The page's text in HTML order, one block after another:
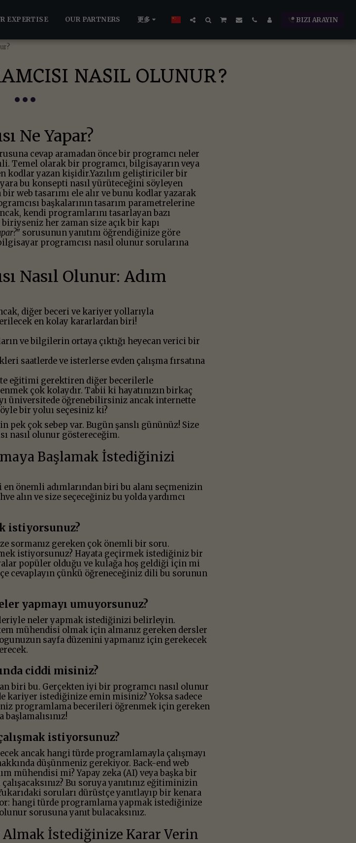
EXPERTISE OUR PARTNERS 更多 BIZI ARAYIN
NASIL OLUNUR?
Ne Yapar?
cevap aramadan önce bir programcı neler
Temel olarak bir programcı, bilgisayarın veya
kodlar yazan kişidir.Yazılım geliştiriciler bir
bu konsepti nasıl yürüteceğini söyleyen
web tasarımı ele alır ve bunu kodlar yazarak
başkalarının tasarım parametrelerine
kendi programlarını tasarlayan bazı
her zaman size açık bir kapı
" sorusunun yanıtını öğrendiğinize göre
programcısı nasıl olunur sorularına
Nasıl Olunur: Adım
diğer beceri ve kariyer yollarıyla
en kolay kararlardan biri!
ve bilgilerin ortaya çıktığı heyecan verici bir
saatlerde ve isterlerse evden çalışma fırsatına
eğitimi gerektiren diğer becerilerle
çok kolaydır. Tabii ki hayatınızın birkaç
üniversitede öğrenebilirsiniz ancak internette
bir yoluı seçesiniz ki?
pek çok sebep var. Bugün şanslı gününüz! Size
nasıl olunur göstereceğim.
Başlamak İstediğinizi
önemli adımlarından biri bu alanı seçmenizin
alın ve size seçeceğiniz bu yolda yardımcı
istiyorsunuz?
sormanız gereken çok önemli bir soru.
istiyorsunuz? Hayata geçirmek istediğiniz bir
popüler olduğu ve kulağa hoş geldiği için mi
cevaplayın çünkü öğreneceğiniz dili bu sorunun
yapmayı umuyorsunuz?
neler yapmak istediğinizi belirleyin.
mühendisi olmak için almanız gereken dersler
sayfa düzenini yapmanız için gerekecek
ciddi misiniz?
biri bu. Gerçekten iyi bir programcı nasıl olunur
kariyer istediğinize emin misiniz? Yoksa sadece
programlama becerileri öğrenmek için gereken
istiyorsunuz?
ancak hangi türde programlamayla çalışmayı
düşünmeniz gerekiyor. Back-end web
mühendisi mi? Yapay zeka (AI) veya başka bir
Bu soruya yanıtınız eğitiminizin
soruları dürüstçe yanıtlayıp bir kenara
hangi türde programlama yapmak istediğinize
sorusuna yanıt bulacaksınız.
Almak İstediğinize Karar Verin